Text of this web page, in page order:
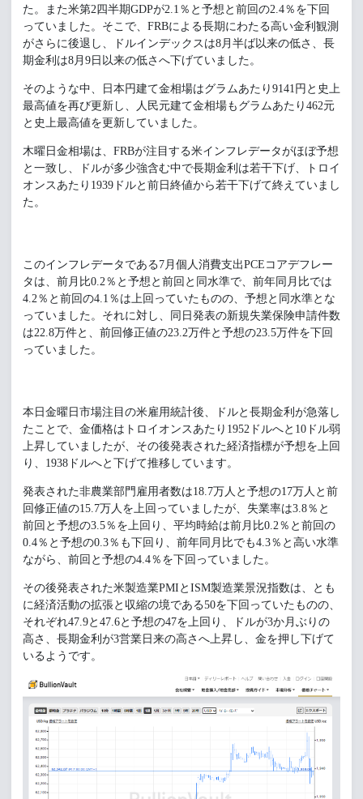
た。また米第2四半期GDPが2.1％と予想と前回の2.4％を下回
っていました。そこで、FRBによる長期にわたる高い金利観測
がさらに後退し、ドルインデックスは8月半ば以来の低さ、長
期金利は8月9日以来の低さへ下げていました。
そのような中、日本円建て金相場はグラムあたり9141円と史上
最高値を再び更新し、人民元建て金相場もグラムあたり462元
と史上最高値を更新していました。
木曜日金相場は、FRBが注目する米インフレデータがほぼ予想
と一致し、ドルが多少強含む中で長期金利は若干下げ、トロイ
オンスあたり1939ドルと前日終値から若干下げて終えていまし
た。
このインフレデータである7月個人消費支出PCEコアデフレー
タは、前月比0.2％と予想と前回と同水準で、前年同月比では
4.2％と前回の4.1％は上回っていたものの、予想と同水準とな
っていました。それに対し、同日発表の新規失業保険申請件数
は22.8万件と、前回修正値の23.2万件と予想の23.5万件を下回
っていました。
本日金曜日市場注目の米雇用統計後、ドルと長期金利が急落し
たことで、金価格はトロイオンスあたり1952ドルへと10ドル弱
上昇していましたが、その後発表された経済指標が予想を上回
り、1938ドルへと下げて推移しています。
発表された非農業部門雇用者数は18.7万人と予想の17万人と前
回修正値の15.7万人を上回っていましたが、失業率は3.8％と
前回と予想の3.5％を上回り、平均時給は前月比0.2％と前回の
0.4％と予想の0.3％も下回り、前年同月比でも4.3％と高い水準
ながら、前回と予想の4.4％を下回っていました。
その後発表された米製造業PMIとISM製造業景況指数は、とも
に経済活動の拡張と収縮の境である50を下回っていたものの、
それぞれ47.9と47.6と予想の47を上回り、ドルが3か月ぶりの
高さ、長期金利が3営業日来の高さへ上昇し、金を押し下げて
いるようです。